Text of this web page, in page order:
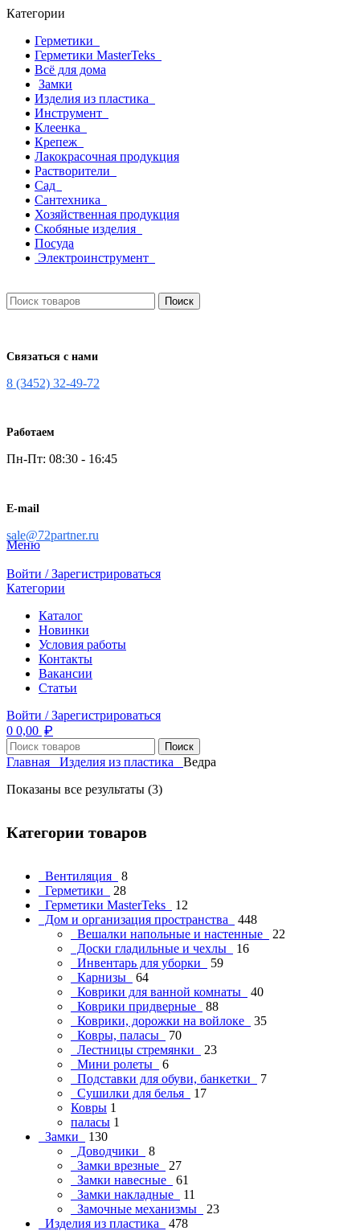
Категории
Герметики
Герметики MasterTeks
Всё для дома
Замки
Изделия из пластика
Инструмент
Клеенка
Крепеж
Лакокрасочная продукция
Растворители
Сад
Сантехника
Хозяйственная продукция
Скобяные изделия
Посуда
Электроинструмент
Поиск
Связаться с нами
8 (3452) 32-49-72
Работаем
Пн-Пт: 08:30 - 16:45
E-mail
sale@72partner.ru
Меню
Войти / Зарегистрироваться
Категории
Каталог
Новинки
Условия работы
Контакты
Вакансии
Статьи
Войти / Зарегистрироваться
0 0,00 ₽
Поиск
Главная Изделия из пластика Ведра
Показаны все результаты (3)
Категории товаров
Вентиляция
8
Герметики
28
Герметики MasterTeks
12
Дом и организация пространства
448
Вешалки напольные и настенные
22
Доски гладильные и чехлы
16
Инвентарь для уборки
59
Карнизы
64
Коврики для ванной комнаты
40
Коврики придверные
88
Коврики, дорожки на войлоке
35
Ковры, паласы
70
Лестницы стремянки
23
Мини ролеты
6
Подставки для обуви, банкетки
7
Сушилки для белья
17
Ковры 1
паласы 1
Замки
130
Доводчики
8
Замки врезные
27
Замки навесные
61
Замки накладные
11
Замочные механизмы
23
Изделия из пластика
478